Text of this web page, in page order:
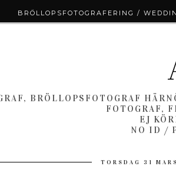
BRÖLLOPSFOTOGRAF
FOTOGRAF,
EJ
NO ID /
TORSDAG 31
BRÖLLOPSFOTOGRAFERING /